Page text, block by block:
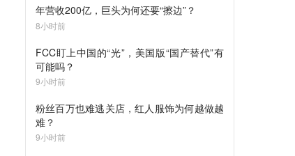
年营收200亿，巨头为何还要“擦边”？
8小时前
FCC盯上中国的“光”，美国版“国产替代”有
可能吗？
9小时前
粉丝百万也难逃关店，红人服饰为何越做越
难？
9小时前